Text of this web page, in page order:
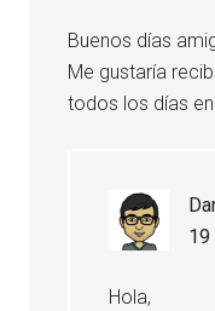
Buenos días
Me gustaría
todos los días
19
Hola,